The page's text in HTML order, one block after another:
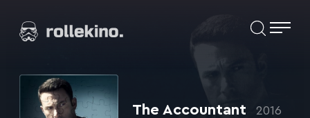
suoraan
Elokuvat ja elokuva-arviot | Rollekino.fi
jälkeen.
The Accountant 2016